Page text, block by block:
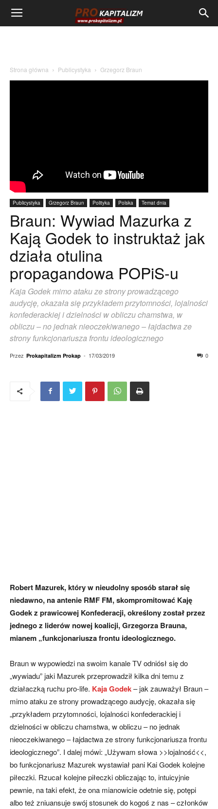
Strona główna Publicystyka Grzegorz Braun
Publicystyka Grzegorz Braun Polityka Polska Temat dnia
Braun: Wywiad Mazurka z
Kają Godek to instruktaż jak
działa otulina
propagandowa POPiS-u
Kaja Godek mimo ataku ze strony prowadzącego
audycję, okazała się przykładem przytomności, lojalności
konfederackiej i dzielności w obliczu chamstwa, w
obliczu – no jednak nieoczekiwanego – łajdactwa ze
strony funkcjonariusza frontu ideologicznego
Przez Prokapitalizm Prokap - 17/03/2019 0
Robert Mazurek, który w nieudolny sposób starał się
niedawno, na antenie RMF FM, skompromitować Kaję
Godek z prawicowej Konfederacji, określony został przez
jednego z liderów nowej koalicji, Grzegorza Brauna,
mianem „funkcjonariusza frontu ideologicznego.
Braun w wypowiedzi na swoim kanale TV odniósł się do
„wywiadu” jaki Mazurek przeprowadził kilka dni temu z
działaczką ruchu pro-life. Kaja Godek– jak zauważył Braun –
mimo ataku ze strony prowadzącego audycję, okazała się
„przykładem przytomności, lojalności konfederackiej i
dzielności w obliczu chamstwa, w obliczu – no jednak
nieoczekiwanego – łajdactwa ze strony funkcjonariusza frontu
ideologicznego”. I dalej mówi: „Używam słowa >>lojalność<<,
bo funkcjonariusz Mazurek wystawiał pani Kai Godek kolejne
piłeczki. Rzucał kolejne piłeczki obliczając to, intuicyjnie
pewnie, na taki efekt, że ona mianowicie odetnie się, potępi
albo też zniuansuje swój stosunek do kogoś z nas – członków